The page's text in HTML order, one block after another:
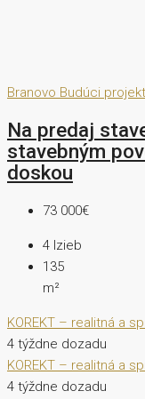
Branovo Budúci projekt
Na predaj
stavebným
doskou
73 000€
4 Izieb
135
m²
KOREKT – realitná a
4 týždne dozadu
KOREKT – realitná a
4 týždne dozadu